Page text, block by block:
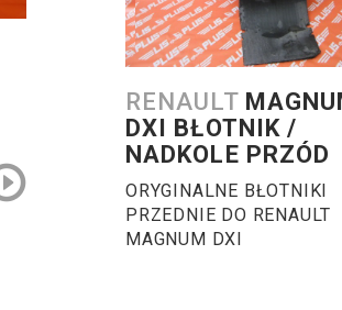
RENAULT
DXI BŁOTNIK /
NADKOLE PRZÓD
ORYGINALNE BŁOTNIKI
PRZEDNIE DO RENAULT
MAGNUM DXI